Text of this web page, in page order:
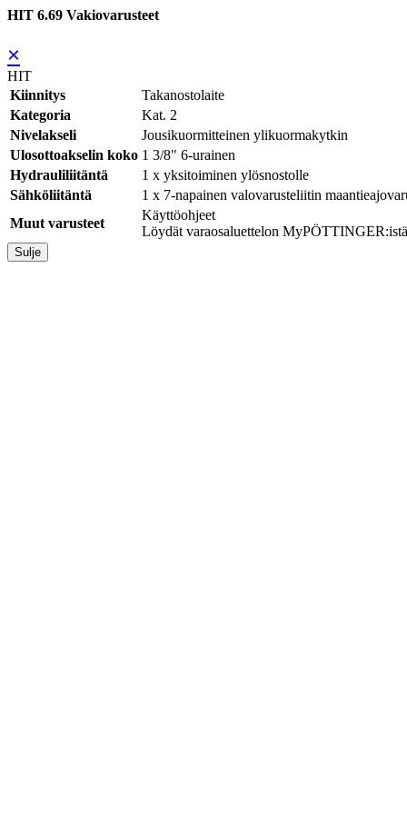
HIT 6.69 Vakiovarusteet
×
HIT
Kiinnitys
Takanostolaite
Kategoria
Kat. 2
Nivelakseli
Jousikuormitteinen ylikuormakytkin
Ulosottoakselin koko 1 3/8" 6-urainen
Hydrauliliitäntä
1 x yksitoiminen ylösnostolle
Sähköliitäntä
1 x 7-napainen valovarusteliitin
Muut varusteet
Käyttöohjeet
Löydät varaosaluettelon MyPÖTTINGER:istä
Sulje